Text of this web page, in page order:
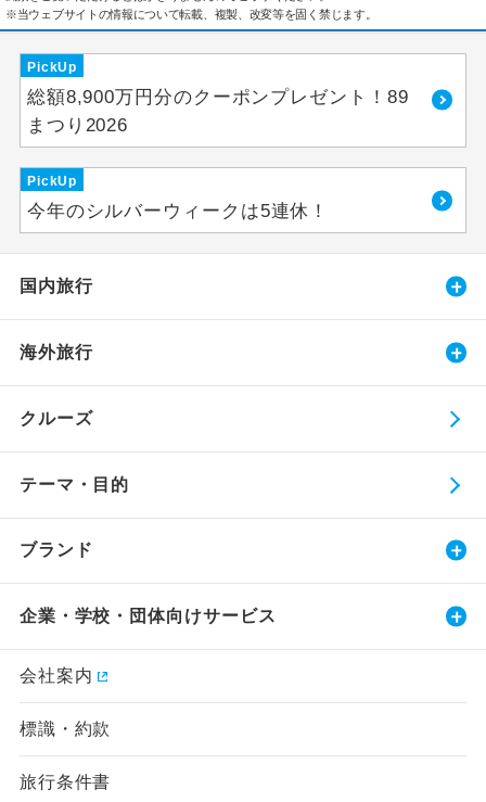
※当ウェブサイトの情報について転載、複製、改変等を固く禁じます。
PickUp
総額8,900万円分のクーポンプレゼント！89
まつり2026
PickUp
今年のシルバーウィークは5連休！
国内旅行
海外旅行
クルーズ
テーマ・目的
ブランド
企業・学校・団体向けサービス
会社案内
標識・約款
旅行条件書